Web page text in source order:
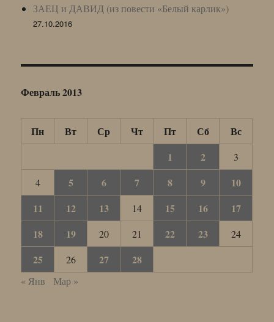
ЗАЕЦ и ДАВИД (из повести «Белый карлик»)
27.10.2016
Февраль 2013
Пн Вт Ср Чт Пт Сб
Вс
1
2
3
4
5 6 7 8 9
10
11
12 13 14 15 16
17
18
19 20 21 22 23 24
25 26 27 28
« Янв Мар »